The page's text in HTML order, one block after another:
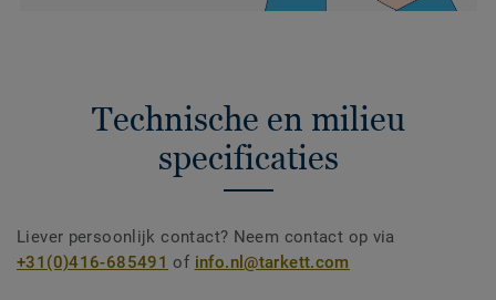
Technische en milieu
specificaties
Liever persoonlijk contact? Neem contact op via
+31(0)416-685491 of info.nl@tarkett.com